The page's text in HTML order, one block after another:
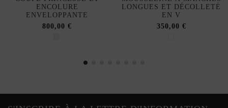
ENCOLURE
ENVELOPPANTE
800,00 €
LONGUES ET DÉCOLLETÉ
EN V
350,00 €